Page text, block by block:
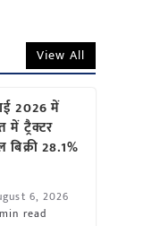
View All
2026 में
में ट्रैक्टर
बिक्री 28.1%
6, 2026
read